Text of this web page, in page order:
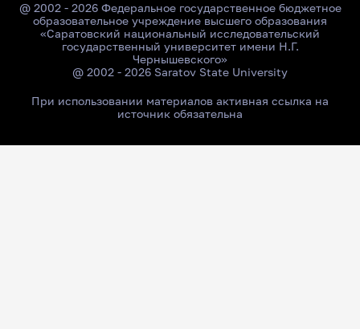
@ 2002 - 2026 Федеральное государственное бюджетное
образовательное учреждение высшего образования
«Саратовский национальный исследовательский
государственный университет имени Н.Г.
Чернышевского»
@ 2002 - 2026 Saratov State University
При использовании материалов активная ссылка на
источник обязательна